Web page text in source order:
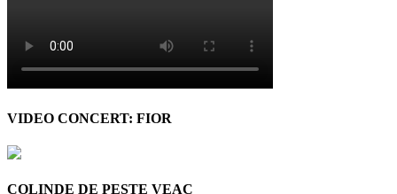
VIDEO CONCERT: FIOR
COLINDE DE PESTE VEAC